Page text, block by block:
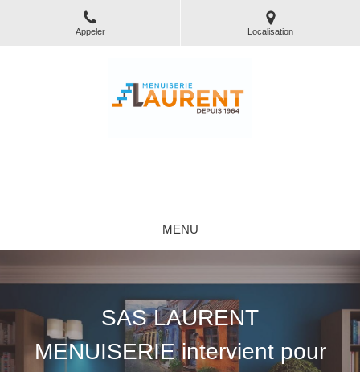
Appeler Localisation
MENU
SAS LAURENT
MENUISERIE intervient pour